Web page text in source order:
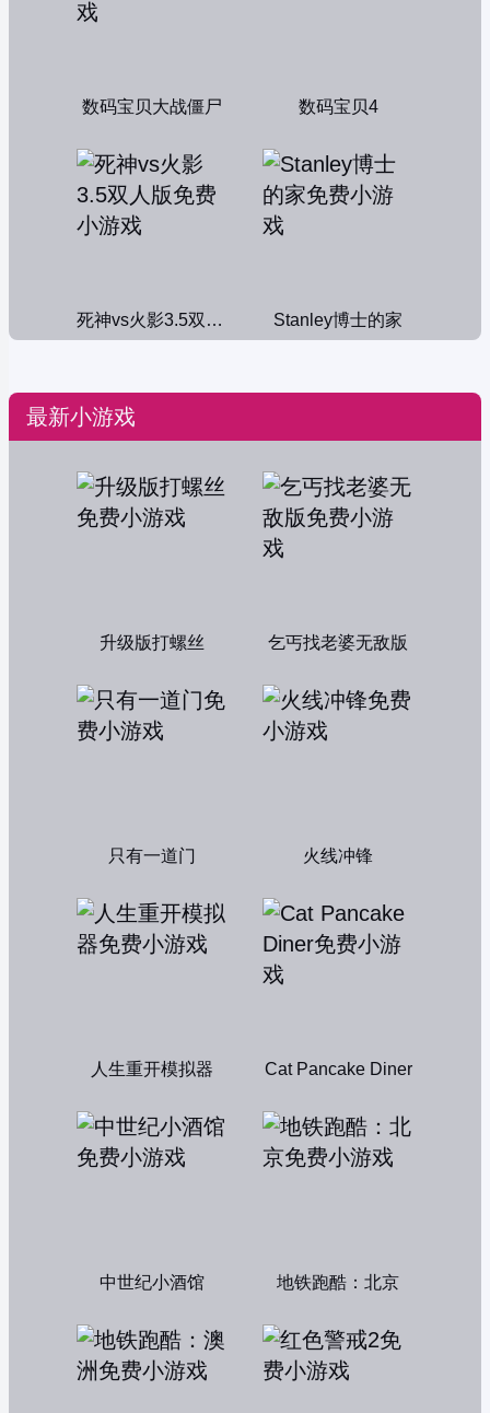
数码宝贝大战僵尸 数码宝贝4
死神vs火影3.5双人版 Stanley博士的家
最新小游戏
升级版打螺丝 乞丐找老婆无敌版
只有一道门 火线冲锋
人生重开模拟器 Cat Pancake Diner
中世纪小酒馆 地铁跑酷：北京